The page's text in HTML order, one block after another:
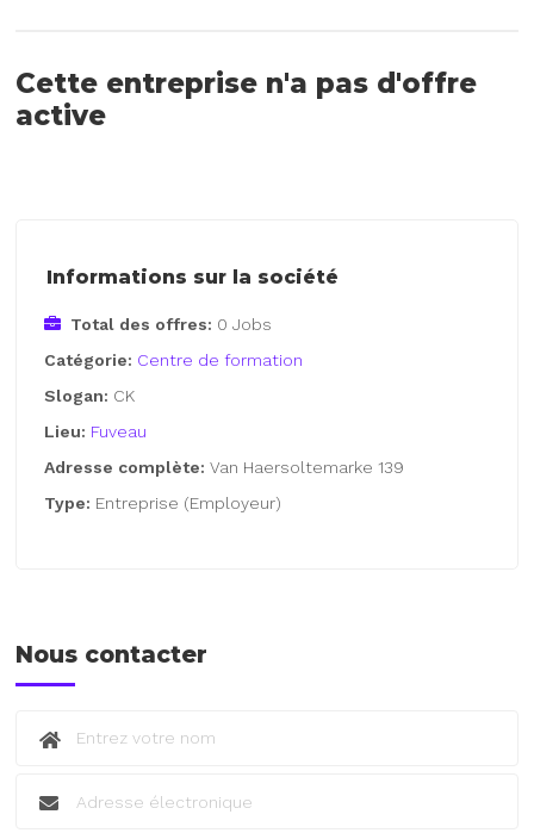
Cette entreprise n'a pas d'offre
active
Informations sur la société
Total des offres: 0 Jobs
Catégorie: Centre de formation
Slogan: CK
Lieu: Fuveau
Adresse complète:Van Haersoltemarke 139
Type: Entreprise (Employeur)
Nous contacter